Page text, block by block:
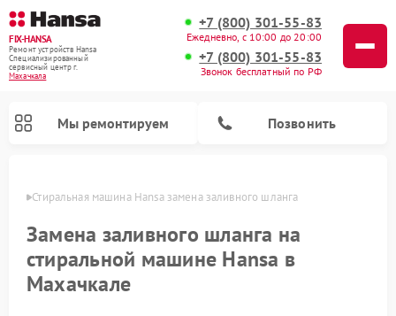
FIX-HANSA
Ремонт устройств Hansa
Специализированный
cервисный центр г.
Махачкала
+7 (800) 301-55-83
Ежедневно, с 10:00 до 20:00
+7 (800) 301-55-83
Звонок бесплатный по РФ
Мы ремонтируем Позвонить
Стиральная машина Hansa замена заливного шланга
Замена заливного шланга на
стиральной машине Hansa в
Махачкале